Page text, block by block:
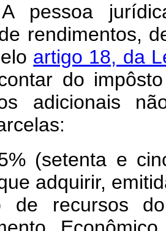
pessoa
rendimentos,
artigo 18, da
do
adicionais
(setenta e
adquirir,
de recursos